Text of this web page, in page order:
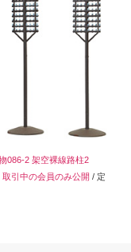
086-2 架空裸線路柱2
取引中の会員のみ公開 / 定